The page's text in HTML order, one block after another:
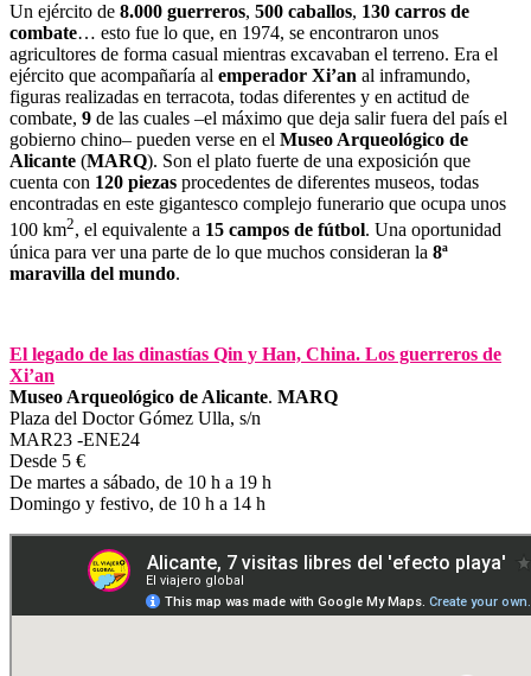
Un ejército de 8.000 guerreros, 500 caballos, 130 carros de
combate… esto fue lo que, en 1974, se encontraron unos
agricultores de forma casual mientras excavaban el terreno. Era el
ejército que acompañaría al emperador Xi’an al inframundo,
figuras realizadas en terracota, todas diferentes y en actitud de
combate, 9 de las cuales –el máximo que deja salir fuera del país el
gobierno chino– pueden verse en el Museo Arqueológico de
Alicante (MARQ). Son el plato fuerte de una exposición que
cuenta con 120 piezas procedentes de diferentes museos, todas
encontradas en este gigantesco complejo funerario que ocupa unos
100 km2, el equivalente a 15 campos de fútbol. Una oportunidad
única para ver una parte de lo que muchos consideran la 8ª
maravilla del mundo.
El legado de las dinastías Qin y Han, China. Los guerreros de
Xi’an
Museo Arqueológico de Alicante. MARQ
Plaza del Doctor Gómez Ulla, s/n
MAR23 -ENE24
Desde 5 €
De martes a sábado, de 10 h a 19 h
Domingo y festivo, de 10 h a 14 h